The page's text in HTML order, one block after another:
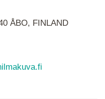
Utplacerade bilder
ÅBO, FINLAND